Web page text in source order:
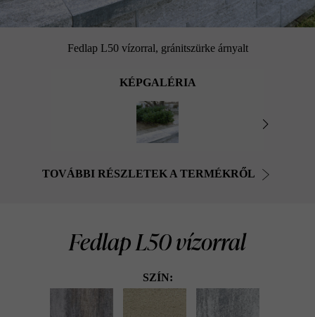
Fedlap L50 vízorral, gránitszürke árnyalt
KÉPGALÉRIA
TOVÁBBI RÉSZLETEK A TERMÉKRŐL
Fedlap L50 vízorral
SZÍN: